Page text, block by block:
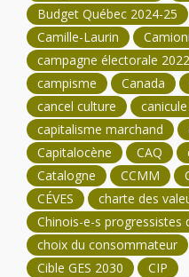
Budget Québec 2024-25
Camille-Laurin
campagne électorale 2022
campisme
Canada
cancel culture
canicule
capitalisme marchand
Capitalocène
CAQ
Catalogne
CCMM
CÉVES
charte des
Chinois-e-s progressistes
choix du consommateur
Cible GES 2030
CIP